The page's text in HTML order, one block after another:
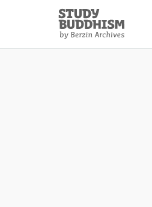
Study
Buddhism
Home